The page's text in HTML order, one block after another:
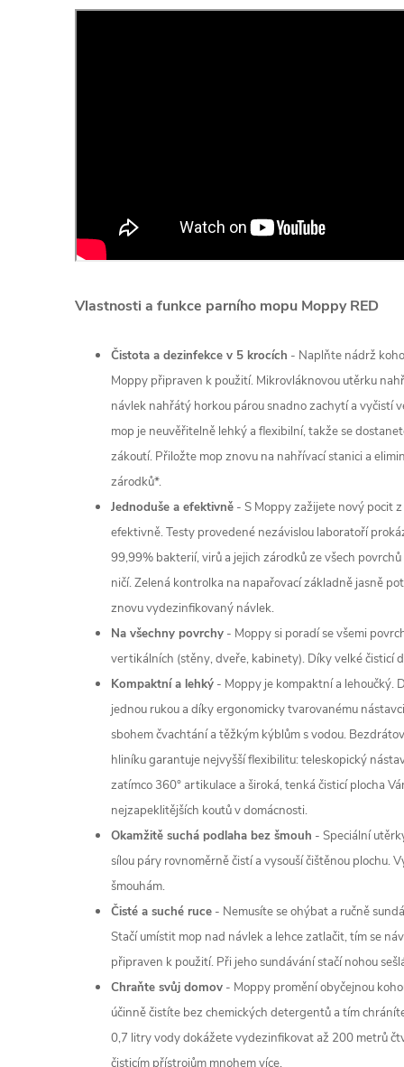
Vlastnosti a funkce parního mopu Moppy RED
Čistota a dezinfekce v 5 krocích - Naplňte nádrž
Moppy připraven k použití. Mikrovláknovou utěrku
návlek nahřátý horkou párou snadno zachytí a vyčistí
mop je neuvěřitelně lehký a flexibilní, takže se
zákoutí. Přiložte mop znovu na nahřívací stanici a
zárodků*.
Jednoduše a efektivně - S Moppy zažijete nový pocit
efektivně. Testy provedené nezávislou laboratoří
99,99% bakterií, virů a jejich zárodků ze všech
ničí. Zelená kontrolka na napařovací základně jasně
znovu vydezinfikovaný návlek.
Na všechny povrchy - Moppy si poradí se všemi
vertikálních (stěny, dveře, kabinety). Díky velké čisticí
Kompaktní a lehký - Moppy je kompaktní a lehoučký.
jednou rukou a díky ergonomicky tvarovanému
sbohem čvachtání a těžkým kýblům s vodou.
hliníku garantuje nejvyšší flexibilitu: teleskopický
zatímco 360° artikulace a široká, tenká čisticí plocha
nejzapeklitějších koutů v domácnosti.
Okamžitě suchá podlaha bez šmouh - Speciální
sílou páry rovnoměrně čistí a vysouší čištěnou plochu.
šmouhám.
Čisté a suché ruce - Nemusíte se ohýbat a ručně
Stačí umístit mop nad návlek a lehce zatlačit, tím se
připraven k použití. Při jeho sundávání stačí nohou
Chraňte svůj domov - Moppy promění obyčejnou
účinně čistíte bez chemických detergentů a tím
0,7 litry vody dokážete vydezinfikovat až 200 metrů
čisticím přístrojům mnohem více.